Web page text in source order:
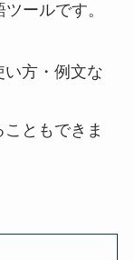
ールです。
方・例文な
こともできま